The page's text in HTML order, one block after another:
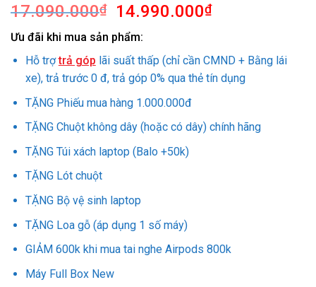
17.090.000₫
Giá
gốc
là:
17.090.000₫.
14.990.000₫Giá
là:
14.990.000₫.
Ưu đãi khi mua sản phẩm:
Hỗ trợtrả góp lãi suất thấp (chỉ cần CMND + Bằng lái
xe), trả trước 0 đ, trả góp 0% qua thẻ tín dụng
TẶNG Phiếu mua hàng 1.000.000đ
TẶNG Chuột không dây (hoặc có dây) chính hãng
TẶNG Túi xách laptop (Balo +50k)
TẶNG Lót chuột
TẶNG Bộ vệ sinh laptop
TẶNG Loa gỗ (áp dụng 1 số máy)
GIẢM 600k khi mua tai nghe Airpods 800k
Máy Full Box New